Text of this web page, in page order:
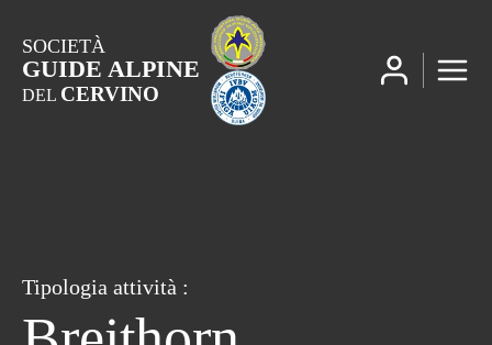
SOCIETÀ
GUIDE ALPINE
DEL CERVINO
Tipologia attività :